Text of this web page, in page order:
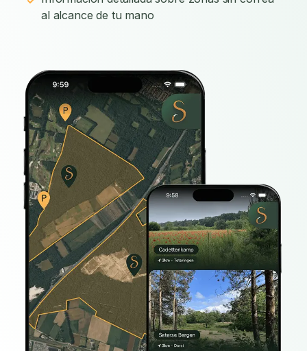
al alcance de tu mano